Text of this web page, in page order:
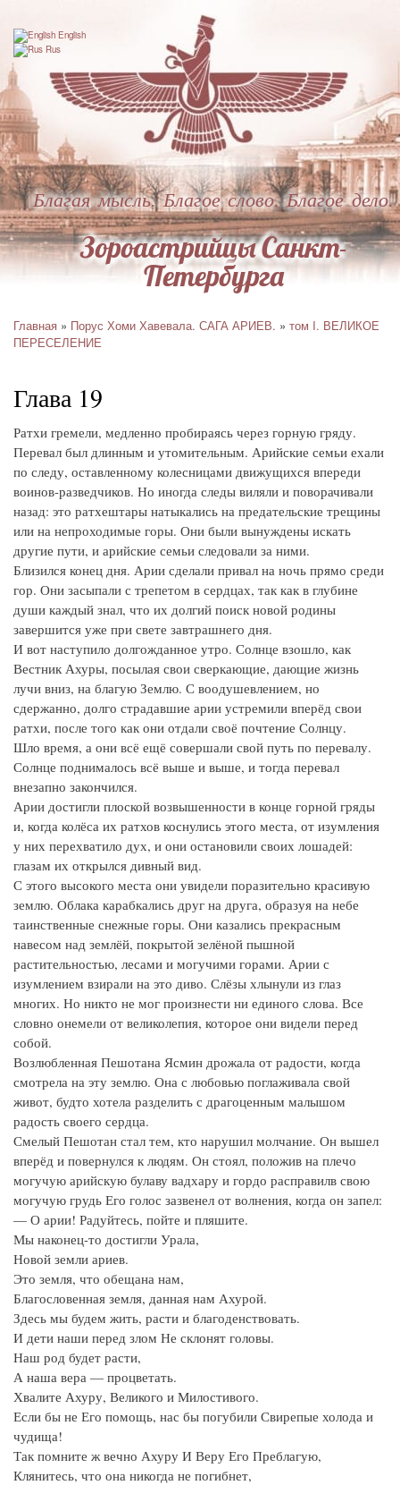
Перейти
к
основному
содержанию
Зороастрийцы Санкт-
Петербурга
Благая мысль. Благое слово. Благое дело.
English
Rus
Строка
Главная Порус Хоми Хавевала. САГА АРИЕВ.
том I. ВЕЛИКОЕ
ПЕРЕСЕЛЕНИЕ
Глава 19
Ратхи гремели, медленно пробираясь через горную гряду.
Перевал был длинным и утомительным. Арийские семьи ехали
по следу, оставленному колесницами движущихся впереди
воинов-разведчиков. Но иногда следы виляли и поворачивали
назад: это ратхештары натыкались на предательские трещины
или на непроходимые горы. Они были вынуждены искать
другие пути, и арийские семьи следовали за ними.
Близился конец дня. Арии сделали привал на ночь прямо среди
гор. Они засыпали с трепетом в сердцах, так как в глубине
души каждый знал, что их долгий поиск новой родины
завершится уже при свете завтрашнего дня.
И вот наступило долгожданное утро. Солнце взошло, как
Вестник Ахуры, посылая свои сверкающие, дающие жизнь
лучи вниз, на благую Землю. С воодушевлением, но
сдержанно, долго страдавшие арии устремили вперёд свои
ратхи, после того как они отдали своё почтение Солнцу.
Шло время, а они всё ещё совершали свой путь по перевалу.
Солнце поднималось всё выше и выше, и тогда перевал
внезапно закончился.
Арии достигли плоской возвышенности в конце горной гряды
и, когда колёса их ратхов коснулись этого места, от изумления
у них перехватило дух, и они остановили своих лошадей:
глазам их открылся дивный вид.
С этого высокого места они увидели поразительно красивую
землю. Облака карабкались друг на друга, образуя на небе
таинственные снежные горы. Они казались прекрасным
навесом над землёй, покрытой зелёной пышной
растительностью, лесами и могучими горами. Арии с
изумлением взирали на это диво. Слёзы хлынули из глаз
многих. Но никто не мог произнести ни единого слова. Все
словно онемели от великолепия, которое они видели перед
собой.
Возлюбленная Пешотана Ясмин дрожала от радости, когда
смотрела на эту землю. Она с любовью поглаживала свой
живот, будто хотела разделить с драгоценным малышом
радость своего сердца.
Смелый Пешотан стал тем, кто нарушил молчание. Он вышел
вперёд и повернулся к людям. Он стоял, положив на плечо
могучую арийскую булаву вадхару и гордо расправилв свою
могучую грудь Его голос зазвенел от волнения, когда он запел:
— О арии! Радуйтесь, пойте и пляшите.
Мы наконец-то достигли Урала,
Новой земли ариев.
Это земля, что обещана нам,
Благословенная земля, данная нам Ахурой.
Здесь мы будем жить, расти и благоденствовать.
И дети наши перед злом Не склонят головы.
Наш род будет расти,
А наша вера — процветать.
Хвалите Ахуру, Великого и Милостивого.
Если бы не Его помощь, нас бы погубили Свирепые холода и
чудища!
Так помните ж вечно Ахуру И Веру Его Преблагую,
Клянитесь, что она никогда не погибнет,